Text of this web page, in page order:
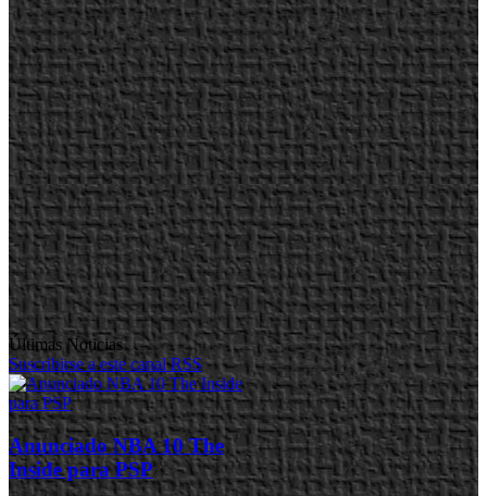
Últimas Noticias
Suscribirse a este canal RSS
Anunciado NBA 10 The
Inside para PSP